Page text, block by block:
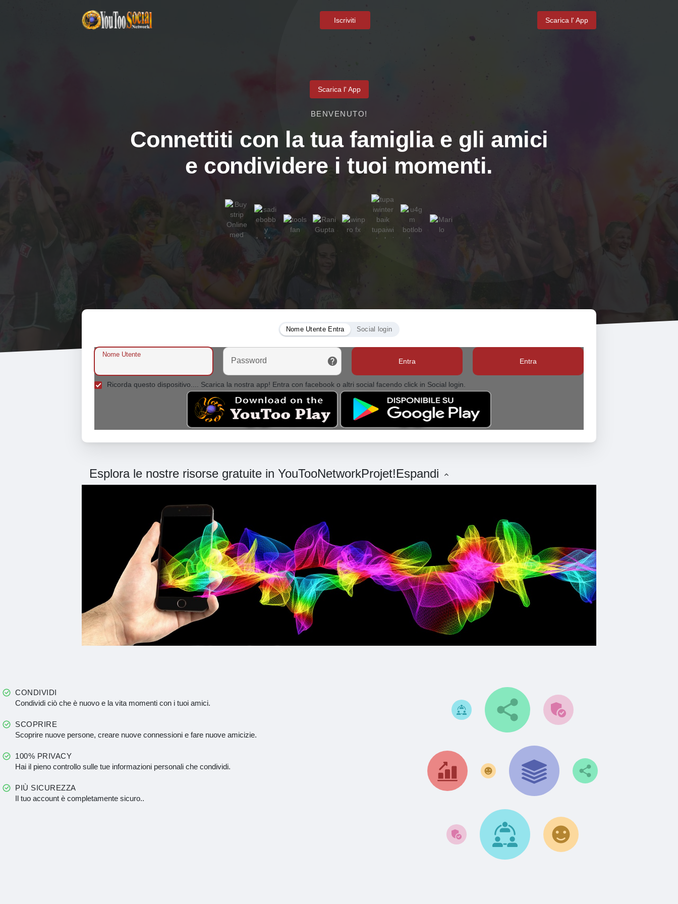
Iscriviti Scarica l' App
Scarica l' App
BENVENUTO!
Connettiti con la tua famiglia e gli amici
e condividere i tuoi momenti.
Nome Utente Entra Social login
Nome Utente
Password Entra Entra
Ricorda questo dispositivo.... Scarica la nostra app! Entra con facebook o altri social facendo click in Social login.
Esplora le nostre risorse gratuite in YouTooNetworkProjet!Espandi
CONDIVIDI
Condividi ciò che è nuovo e la vita momenti con i tuoi amici.
SCOPRIRE
Scoprire nuove persone, creare nuove connessioni e fare nuove amicizie.
100% PRIVACY
Hai il pieno controllo sulle tue informazioni personali che condividi.
PIÙ SICUREZZA
Il tuo account è completamente sicuro..